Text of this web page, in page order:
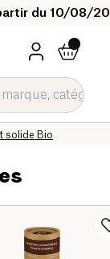
du 10/08/
solide Bio